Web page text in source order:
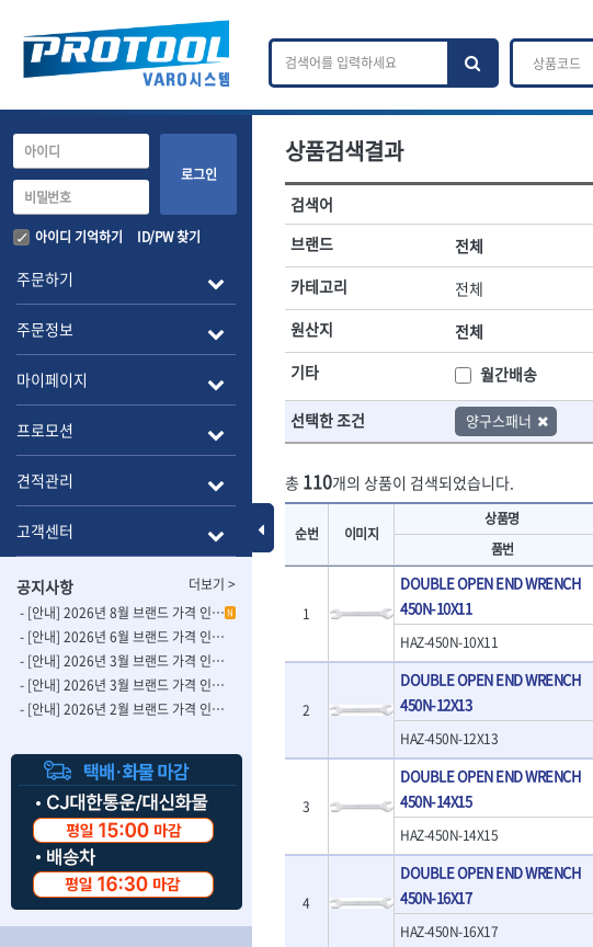
Toggle Menu
작업공구.종합공구
소켓,렌치,드라이버
- 소켓
- 세미롱소켓
- 엑스트라롱소켓
- 임팩소켓
- 임팩세미롱소켓
- 임팩롱소켓
- 유니버셜소켓
- 롱별소켓
- 임팩롱별소켓
- 육각비트소켓
- 임팩육각비트소켓
- 별비트소켓
- XZN비트소켓
- 임팩육각비트
- 임팩비트
- 유니버셜조인트
- 연결대
- 임팩연결대
- 볼연결대
- 라쳇핸들
- 퀵릴리스라쳇핸들
배관.전동.에어.운반
배관공구.장비
- 파이프렌치
- 스트랩락파이프핸들
- 파이프커터
- 튜빙커터
- 밴더
- 동파이프확관기
- 파이프나사산가공기
- 오스타세트
- 파이프가공기
- 파이프바이스
- 유압전선압착기
- 듀잇밴더
- 마이크로드레인
- 마이크로릴
- 시스네이크컴팩
- 시스네이크미니릴
- 시스네이크
- 배관검사용모니터
- 내시경카메라
- 라인송신기
- 탐지용수신기
- 콤비네이션청소기
- 수동스피너
- 프렉스샤프트
- 액세서리
- 전동드럼머신
자동차공구.장비
자동차용장비
- 타이어탈착기
전체 ㄷ ㄹ
A
E F J
전체
1-DAY
BHS(영창망치)
CP
ENGINEER
FLEX
FLEXCUT
HAZET
ISOTOOL
JOKARI
KHEIRON
KTC
LIENIELSEN
LOCTITE
MAFELL
MORSE
NANIWA
OSEIN
PB
RICHMOND
ROTHENBERGER
RUBI
SCANGRIP
Scanprobe
SICE
SKIL
STANZANI
THETA -직판오일등
THETA-공구함
THETA-몽키
THETA-소켓비트
THETA-전동악세서리
로그인
아이디 기억하기 ID/PW 찾기
주문하기
주문정보
마이페이지
프로모션
견적관리
고객센터
공지사항
더보기 >
- [안내] 2026년 8월 브랜드 가격 인상 사전 안내의 건 N
- [안내] 2026년 6월 브랜드 가격 인상 사전 안내의 건
- [안내] 2026년 3월 브랜드 가격 인상 사전 안내의 건-2
- [안내] 2026년 3월 브랜드 가격 인상 사전 안내의 건
- [안내] 2026년 2월 브랜드 가격 인상 사전 안내의 건
상품검색결과
검색어
브랜드
전체
카테고리
전체
원산지
전체
기타
월간배송
선택한 조건 양구스패너
총 110개의 상품이 검색되었습니다.
순번 이미지
상품명
품번
1
DOUBLE OPEN END WRENCH
450N-10X11
HAZ-450N-10X11
2
DOUBLE OPEN END WRENCH
450N-12X13
HAZ-450N-12X13
3
DOUBLE OPEN END WRENCH
450N-14X15
HAZ-450N-14X15
4
DOUBLE OPEN END WRENCH
450N-16X17
HAZ-450N-16X17